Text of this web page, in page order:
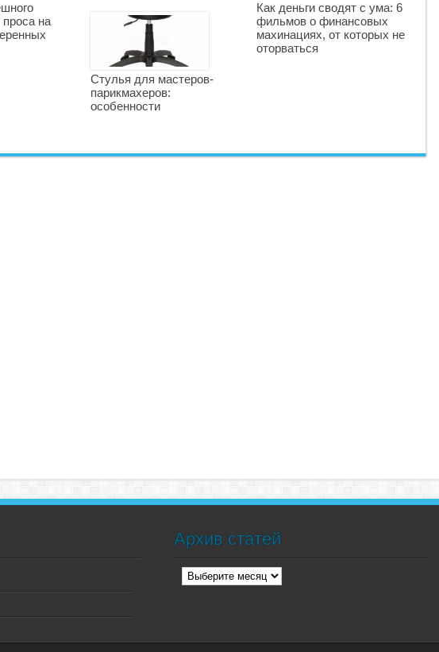
на
Стулья для мастеров-
парикмахеров:
особенности
Как деньги сводят с ума: 6
фильмов о финансовых
махинациях, от которых не
оторваться
Архив статей
Архив
статей